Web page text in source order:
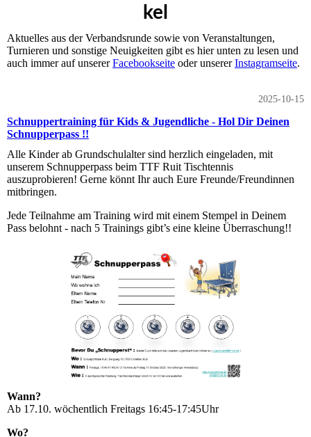
kel
Aktuelles aus der Verbandsrunde sowie von Veranstaltungen,
Turnieren und sonstige Neuigkeiten gibt es hier unten zu lesen und
auch immer auf unsererFacebookseite oder unsererInstagramseite.
2025-10-15
Schnuppertraining für Kids & Jugendliche - Hol Dir Deinen
Schnupperpass !!
Alle Kinder ab Grundschulalter sind herzlich eingeladen, mit
unserem Schnupperpass beim TTF Ruit Tischtennis
auszuprobieren! Gerne könnt Ihr auch Eure Freunde/Freundinnen
mitbringen.
Jede Teilnahme am Training wird mit einem Stempel in Deinem
Pass belohnt - nach 5 Trainings gibt’s eine kleine Überraschung!!
Wann?
Ab 17.10. wöchentlich Freitags 16:45-17:45Uhr
Wo?